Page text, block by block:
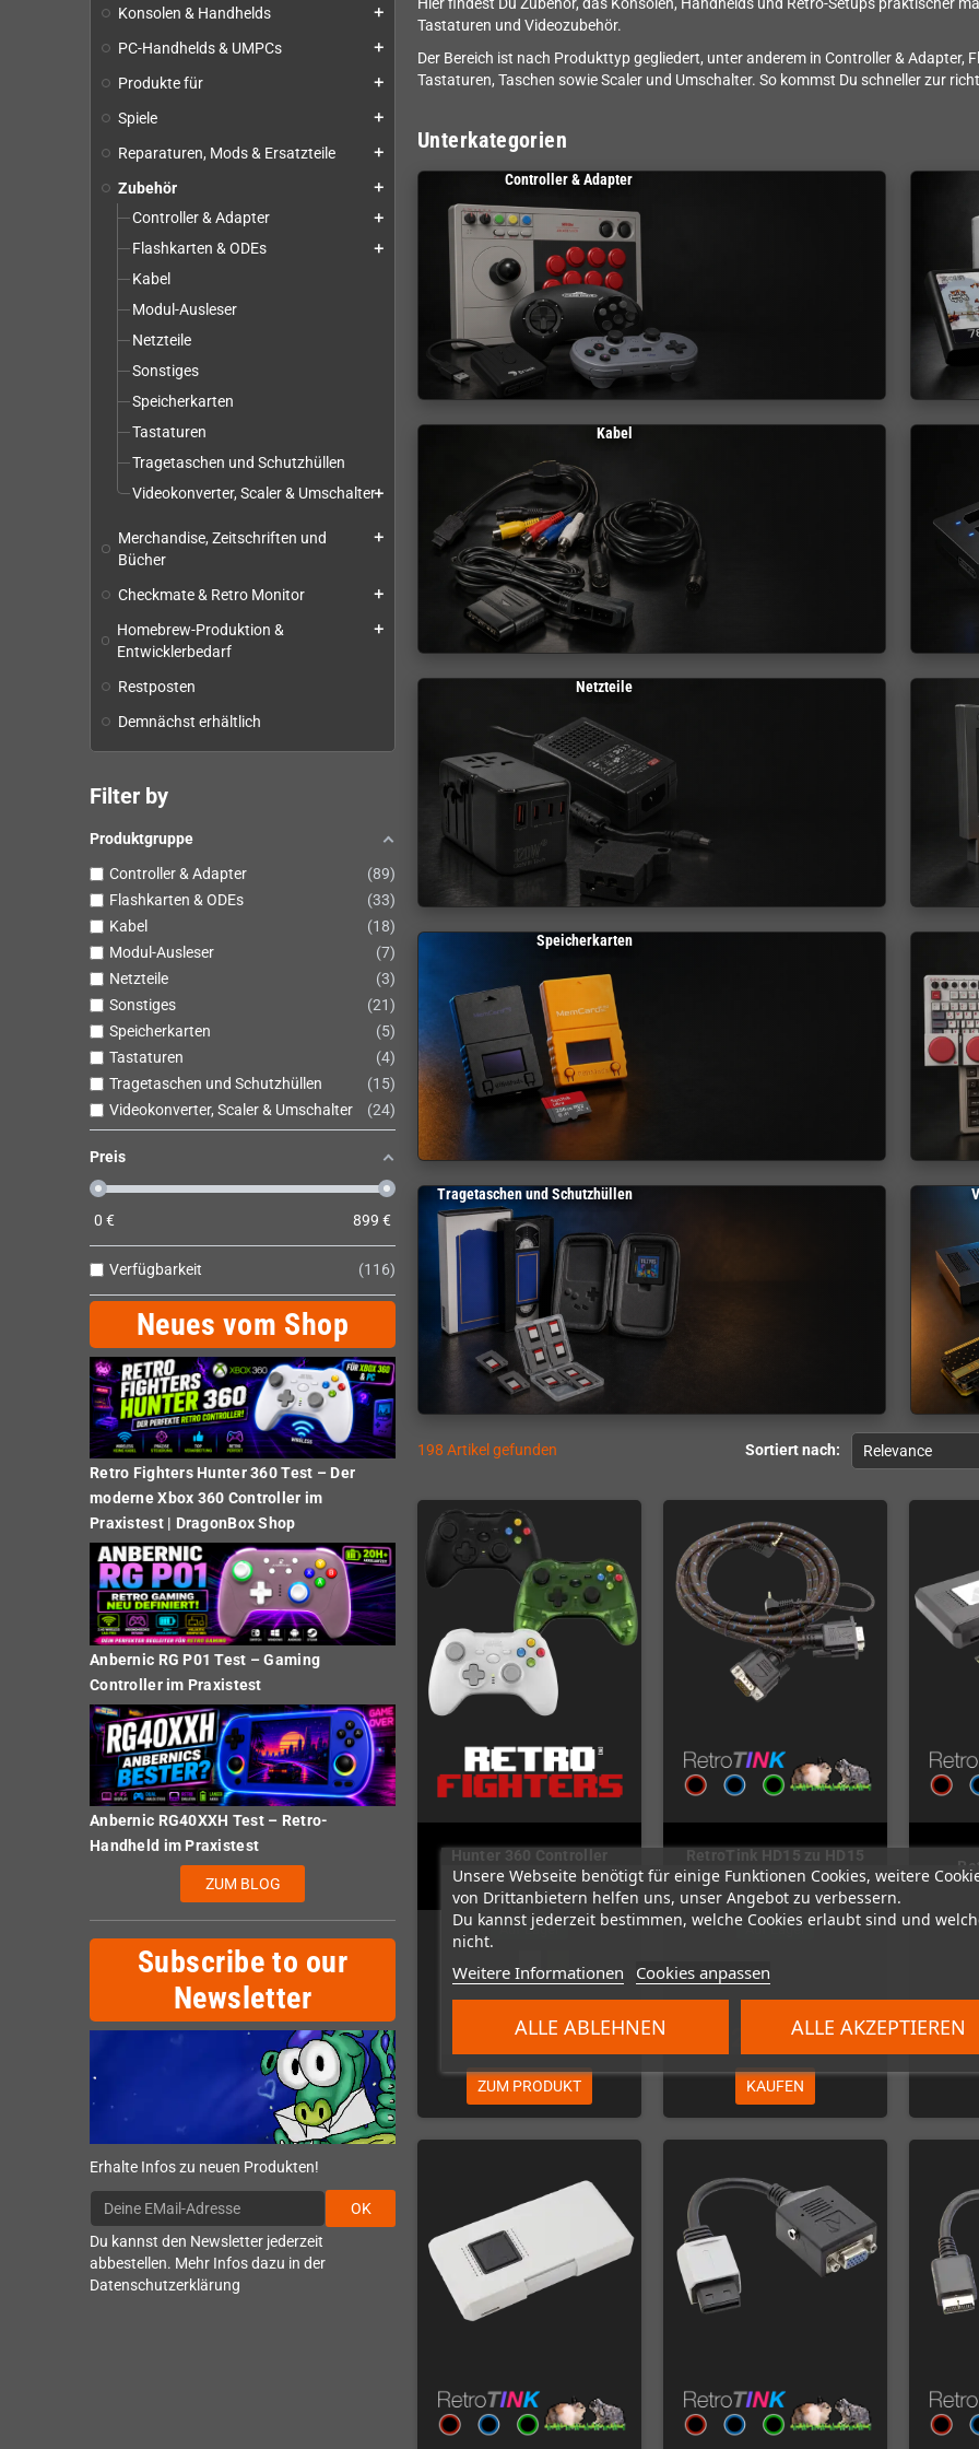
Unsere Webseite benötigt für einige Funktionen Cookies, weitere
von Drittanbietern helfen uns, unser Angebot zu verbessern.
Du kannst jederzeit bestimmen, welche Cookies erlaubt sind und
nicht.
Weitere Informationen Cookies anpassen
ALLE ABLEHNEN ALLE AKZEPTIEREN
Konsolen & Handhelds add
PC-Handhelds & UMPCs add
Produkte für add
Spiele add
Reparaturen, Mods & Ersatzteile add
Zubehör add
Controller & Adapter add
Flashkarten & ODEs add
Kabel
Modul-Ausleser
Netzteile
Sonstiges
Speicherkarten
Tastaturen
Tragetaschen und Schutzhüllen
Videokonverter, Scaler & Umschalteradd
Merchandise, Zeitschriften und
Bücher
add
Checkmate & Retro Monitor add
Homebrew-Produktion &
Entwicklerbedarf
add
Restposten
Demnächst erhältlich
Filter by
Produktgruppe
Controller & Adapter
89
Flashkarten & ODEs
33
Kabel
18
Modul-Ausleser
7
Netzteile
3
Sonstiges
21
Speicherkarten
5
Tastaturen
4
Tragetaschen und Schutzhüllen
15
Videokonverter, Scaler & Umschalter
24
Preis
0 € 899 €
Verfügbarkeit 116
Neues vom Shop
Retro Fighters Hunter 360 Test – Der
moderne Xbox 360 Controller im
Praxistest | DragonBox Shop
Anbernic RG P01 Test – Gaming
Controller im Praxistest
Anbernic RG40XXH Test – Retro-
Handheld im Praxistest
ZUM BLOG
Subscribe to our
Newsletter
Erhalte Infos zu neuen Produkten!
OK
Du kannst den Newsletter jederzeit
abbestellen. Mehr Infos dazu in der
Datenschutzerklärung
Hier findest Du Zubehör, das Konsolen, Handhelds und Retro-Setups praktischer
Tastaturen und Videozubehör.
Der Bereich ist nach Produkttyp gegliedert, unter anderem in Controller & Adapter,
Tastaturen, Taschen sowie Scaler und Umschalter. So kommst Du schneller zur
Unterkategorien
Controller & Adapter
Kabel
Netzteile
Speicherkarten
Tragetaschen und Schutzhüllen
Sortiert nach: Relevance
198 Artikel gefunden
Hunter 360 Controller
(XBox360)
Auf Lager
69,00 €
ZUM PRODUKT
RetroTink HD15 zu HD15
Kabel (VGA zu VGA)
Auf Lager
25,00 €
KAUFEN